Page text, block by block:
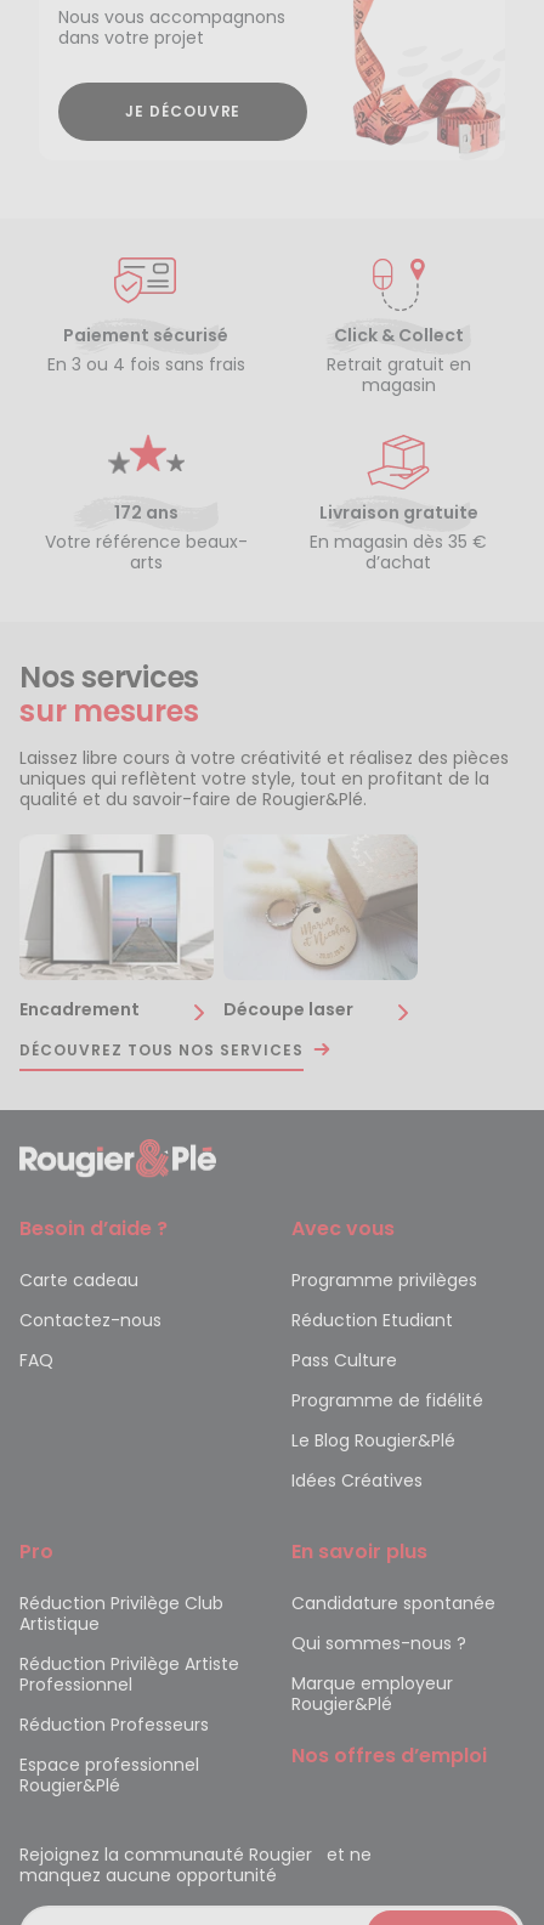
Nous vous accompagnons
dans votre projet
JE DÉCOUVRE
Paiement sécurisé
En 3 ou 4 fois sans frais
Click & Collect
Retrait gratuit en
magasin
172 ans
Votre référence beaux-
arts
Livraison gratuite
En magasin dès 35 €
d’achat
Nos services
sur mesures
Laissez libre cours à votre créativité et réalisez des pièces
uniques qui reflètent votre style, tout en profitant de la
qualité et du savoir-faire de Rougier&Plé.
Encadrement Découpe laser
DÉCOUVREZ TOUS NOS SERVICES
Besoin d’aide ?
Carte cadeau
Contactez-nous
FAQ
Avec vous
Programme privilèges
Réduction Etudiant
Pass Culture
Programme de fidélité
Le Blog Rougier&Plé
Idées Créatives
Pro
Réduction Privilège Club
Artistique
Réduction Privilège Artiste
Professionnel
Réduction Professeurs
Espace professionnel
Rougier&Plé
En savoir plus
Candidature spontanée
Qui sommes-nous ?
Marque employeur
Rougier&Plé
Nos offres d’emploi
Rejoignez la communauté Rougier et ne
manquez aucune opportunité